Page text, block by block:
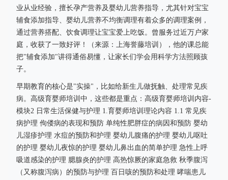
业从业经验，擅长孕产营养及婴幼儿营养指导，尤其针对宝宝
辅食添加指导、婴幼儿营养不均衡调理有着众多的调理案例，
通过营养搭配、饮食调理让宝宝爱上吃饭。曾服务过近万户家
庭，收获了一致好评！（来源：上海誉藤培训），他的课总能
把"辅食添加"讲得通俗易懂，让家长们学会用科学方法照顾孩
子。
早期教育的核心是"实操"，比如给新生儿做抚触、处理常见疾
病。高级育婴师培训中，这些都是重点：高级育婴师培训内容-
模块2 日常生活保健与护理 1.育婴师培训理论内容 1.1 常见疾
病护理 佝偻病的表现和预防 单纯性肥胖症的病因和预防 婴幼
儿湿疹护理 水痘的预防和护理 婴幼儿腹痛的护理 婴幼儿呕吐
的护理 婴幼儿夜惊的护理 婴幼儿鼻出血的简单护理 急性上呼
吸道感染的护理 腮腺炎的护理 高热惊厥的家庭急救 秋季腹泻
（又称腹泻病）的预防与护理 百日咳的预防和处理 哮喘患儿